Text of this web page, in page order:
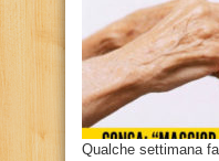
Qualche settimana